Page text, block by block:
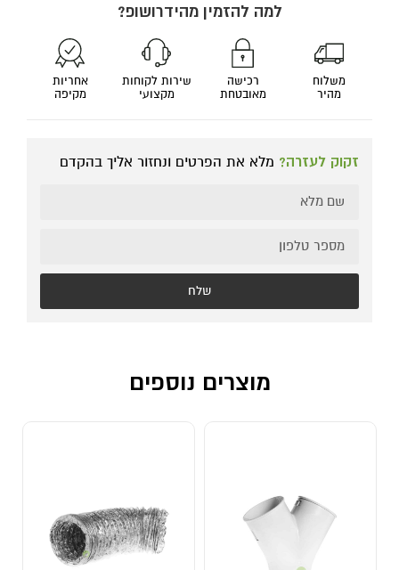
למה להזמין מהידרושופ?
משלוח
מהיר
רכישה
מאובטחת
שירות לקוחות
מקצועי
אחריות
מקיפה
זקוק לעזרה? מלא את הפרטים ונחזור אליך בהקדם
שלח
מוצרים נוספים